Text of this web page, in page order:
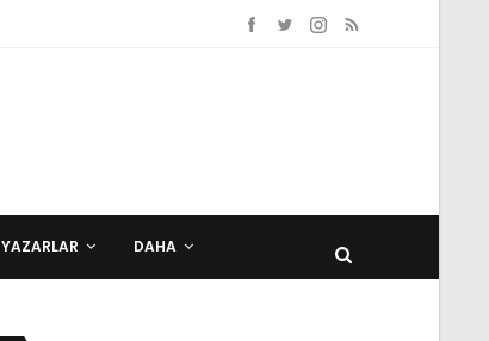
YAZARLAR DAHA